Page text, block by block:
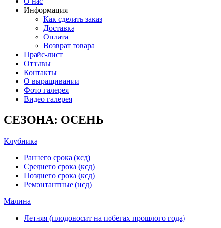
Информация
Как сделать заказ
Доставка
Оплата
Возврат товара
Прайс-лист
Отзывы
Контакты
О выращивании
Фото галерея
Видео галерея
СЕЗОНА: ОСЕНЬ
Клубника
Раннего срока (ксд)
Среднего срока (ксд)
Позднего срока (ксд)
Ремонтантные (нсд)
Малина
Летняя (плодоносит на побегах прошлого года)